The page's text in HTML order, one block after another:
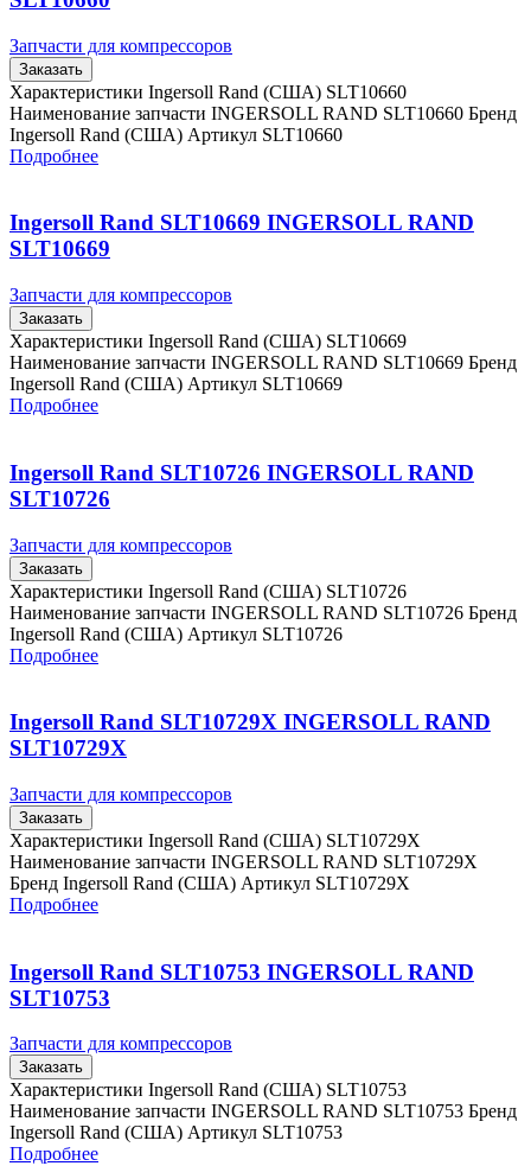
Запчасти для компрессоров
Заказать
Характеристики Ingersoll Rand (США) SLT10660
Наименование запчасти INGERSOLL RAND SLT10660 Бренд
Ingersoll Rand (США) Артикул SLT10660
Подробнее
Ingersoll Rand SLT10669 INGERSOLL RAND
SLT10669
Запчасти для компрессоров
Заказать
Характеристики Ingersoll Rand (США) SLT10669
Наименование запчасти INGERSOLL RAND SLT10669 Бренд
Ingersoll Rand (США) Артикул SLT10669
Подробнее
Ingersoll Rand SLT10726 INGERSOLL RAND
SLT10726
Запчасти для компрессоров
Заказать
Характеристики Ingersoll Rand (США) SLT10726
Наименование запчасти INGERSOLL RAND SLT10726 Бренд
Ingersoll Rand (США) Артикул SLT10726
Подробнее
Ingersoll Rand SLT10729X INGERSOLL RAND
SLT10729X
Запчасти для компрессоров
Заказать
Характеристики Ingersoll Rand (США) SLT10729X
Наименование запчасти INGERSOLL RAND SLT10729X
Бренд Ingersoll Rand (США) Артикул SLT10729X
Подробнее
Ingersoll Rand SLT10753 INGERSOLL RAND
SLT10753
Запчасти для компрессоров
Заказать
Характеристики Ingersoll Rand (США) SLT10753
Наименование запчасти INGERSOLL RAND SLT10753 Бренд
Ingersoll Rand (США) Артикул SLT10753
Подробнее